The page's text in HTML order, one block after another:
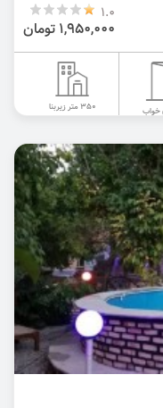
1.0
1,950,000 تومان
350 متر زیربنا